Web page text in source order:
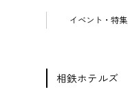
イベント・特集
相鉄ホテルズ